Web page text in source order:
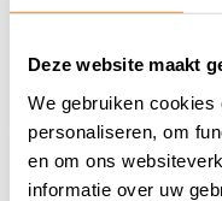
Deze website maakt
We gebruiken
personaliseren, om
en om ons
informatie over uw
78,95